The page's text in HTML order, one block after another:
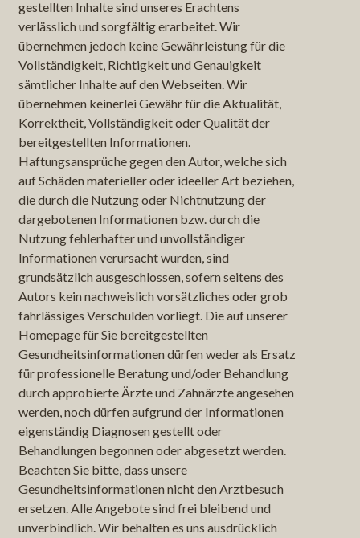
gestellten Inhalte sind unseres Erachtens
verlässlich und sorgfältig erarbeitet. Wir
übernehmen jedoch keine Gewährleistung für die
Vollständigkeit, Richtigkeit und Genauigkeit
sämtlicher Inhalte auf den Webseiten. Wir
übernehmen keinerlei Gewähr für die Aktualität,
Korrektheit, Vollständigkeit oder Qualität der
bereitgestellten Informationen.
Haftungsansprüche gegen den Autor, welche sich
auf Schäden materieller oder ideeller Art beziehen,
die durch die Nutzung oder Nichtnutzung der
dargebotenen Informationen bzw. durch die
Nutzung fehlerhafter und unvollständiger
Informationen verursacht wurden, sind
grundsätzlich ausgeschlossen, sofern seitens des
Autors kein nachweislich vorsätzliches oder grob
fahrlässiges Verschulden vorliegt. Die auf unserer
Homepage für Sie bereitgestellten
Gesundheitsinformationen dürfen weder als Ersatz
für professionelle Beratung und/oder Behandlung
durch approbierte Ärzte und Zahnärzte angesehen
werden, noch dürfen aufgrund der Informationen
eigenständig Diagnosen gestellt oder
Behandlungen begonnen oder abgesetzt werden.
Beachten Sie bitte, dass unsere
Gesundheitsinformationen nicht den Arztbesuch
ersetzen. Alle Angebote sind frei bleibend und
unverbindlich. Wir behalten es uns ausdrücklich